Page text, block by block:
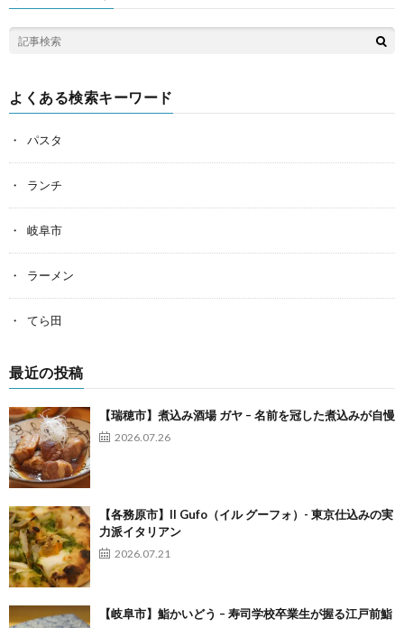
よくある検索キーワード
パスタ
ランチ
岐阜市
ラーメン
てら田
最近の投稿
【瑞穂市】煮込み酒場 ガヤ – 名前を冠した煮込みが自慢
2026.07.26
【各務原市】Il Gufo（イル グーフォ）- 東京仕込みの実
力派イタリアン
2026.07.21
【岐阜市】鮨かいどう – 寿司学校卒業生が握る江戸前鮨